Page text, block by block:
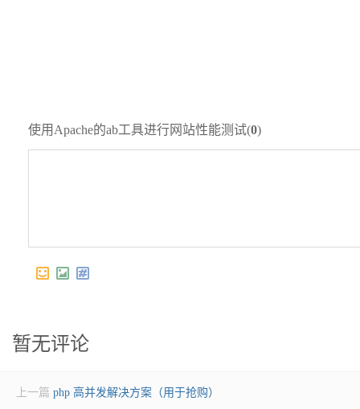
使用Apache的ab工具进行网站性能测试(0)
暂无评论
上一篇 php 高并发解决方案（用于抢购）